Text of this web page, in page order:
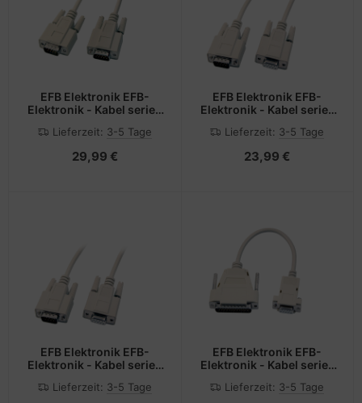
EFB Elektronik EFB-
Elektronik - Kabel seriell
Lieferzeit: 3-5 Tage
29,99 €
EFB Elektronik EFB-
Elektronik - Kabel seriell
Lieferzeit: 3-5 Tage
23,99 €
EFB Elektronik EFB-
Elektronik - Kabel seriell
Lieferzeit: 3-5 Tage
EFB Elektronik EFB-
Elektronik - Kabel seriell
Lieferzeit: 3-5 Tage